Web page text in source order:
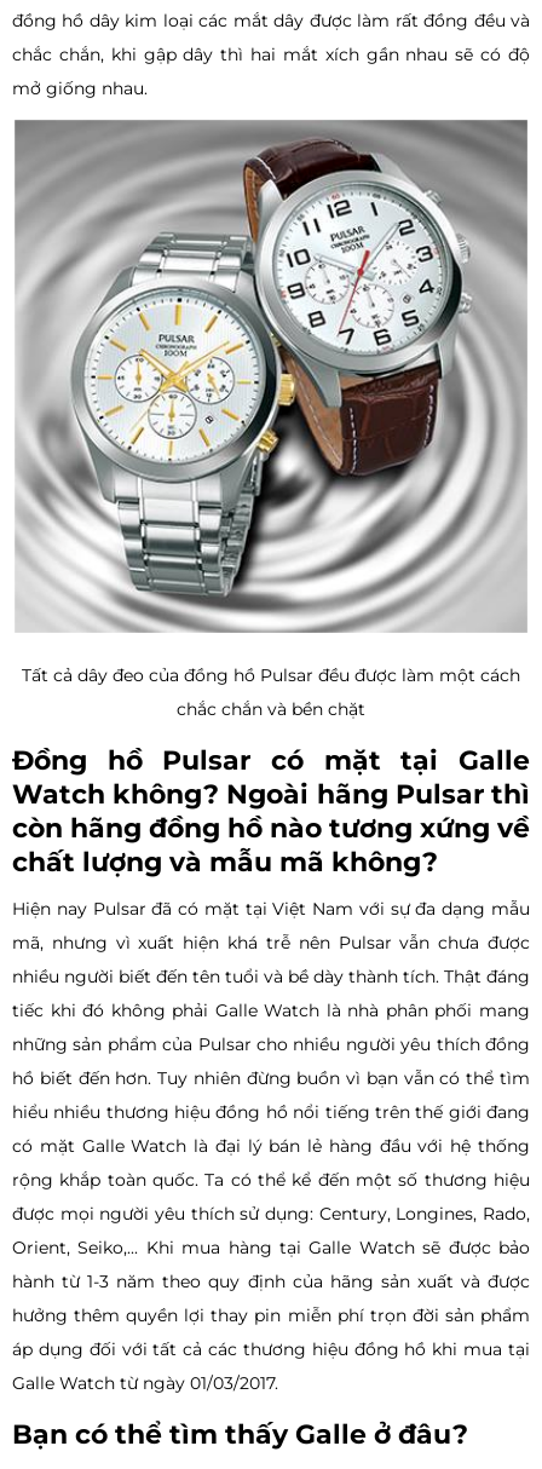
đồng hồ dây kim loại các mắt dây được làm rất đồng đều và
chắc chắn, khi gập dây thì hai mắt xích gần nhau sẽ có độ
mở giống nhau.
Tất cả dây đeo của đồng hồ Pulsar đều được làm một cách
chắc chắn và bền chặt
Đồng hồ Pulsar có mặt tại Galle
Watch không? Ngoài hãng Pulsar thì
còn hãng đồng hồ nào tương xứng về
chất lượng và mẫu mã không?
Hiện nay Pulsar đã có mặt tại Việt Nam với sự đa dạng mẫu
mã, nhưng vì xuất hiện khá trễ nên Pulsar vẫn chưa được
nhiều người biết đến tên tuổi và bề dày thành tích. Thật đáng
tiếc khi đó không phải Galle Watch là nhà phân phối mang
những sản phẩm của Pulsar cho nhiều người yêu thích đồng
hồ biết đến hơn. Tuy nhiên đừng buồn vì bạn vẫn có thể tìm
hiểu nhiều thương hiệu đồng hồ nổi tiếng trên thế giới đang
có mặt Galle Watch là đại lý bán lẻ hàng đầu với hệ thống
rộng khắp toàn quốc. Ta có thể kể đến một số thương hiệu
được mọi người yêu thích sử dụng: Century, Longines, Rado,
Orient, Seiko,... Khi mua hàng tại Galle Watch sẽ được bảo
hành từ 1-3 năm theo quy định của hãng sản xuất và được
hưởng thêm quyền lợi thay pin miễn phí trọn đời sản phẩm
áp dụng đối với tất cả các thương hiệu đồng hồ khi mua tại
Galle Watch từ ngày 01/03/2017.
Bạn có thể tìm thấy Galle ở đâu?